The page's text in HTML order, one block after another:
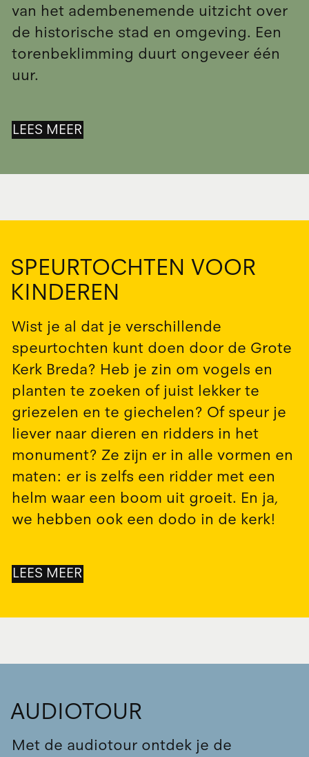
van het adembenemende uitzicht over
de historische stad en omgeving. Een
torenbeklimming duurt ongeveer één
uur.
LEES MEER
SPEURTOCHTEN VOOR
KINDEREN
Wist je al dat je verschillende
speurtochten kunt doen door de Grote
Kerk Breda? Heb je zin om vogels en
planten te zoeken of juist lekker te
griezelen en te giechelen? Of speur je
liever naar dieren en ridders in het
monument? Ze zijn er in alle vormen en
maten: er is zelfs een ridder met een
helm waar een boom uit groeit. En ja,
we hebben ook een dodo in de kerk!
LEES MEER
AUDIOTOUR
Met de audiotour ontdek je de